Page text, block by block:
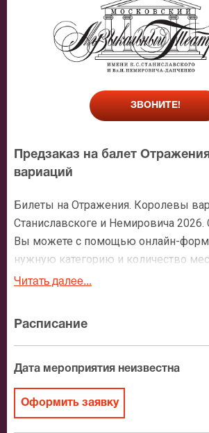
ЗВОНИТЕ!
Предзаказ на балет
вариаций
Билеты на Отражения. Королевы
Станиславскоге и Немировича 2026.
Вы можете с помощью онлайн-
нужную категорию и количество
нашему номеру телефона: +7 (495)
мероприятии, о расположении мест в
зале, о том как заказать билет и
доставки.
Официальные билеты на
Королевы вариаций
Читать далее...
Расписание
Дата мероприятия неизвестна
Оформить заявку